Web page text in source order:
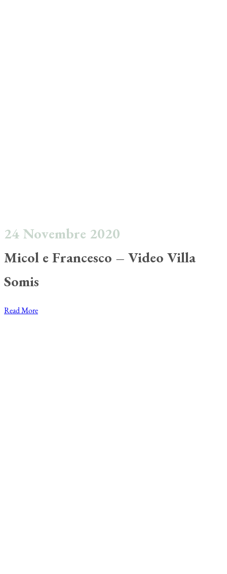
24 Novembre 2020
Micol e Francesco – Video Villa
Somis
Read More